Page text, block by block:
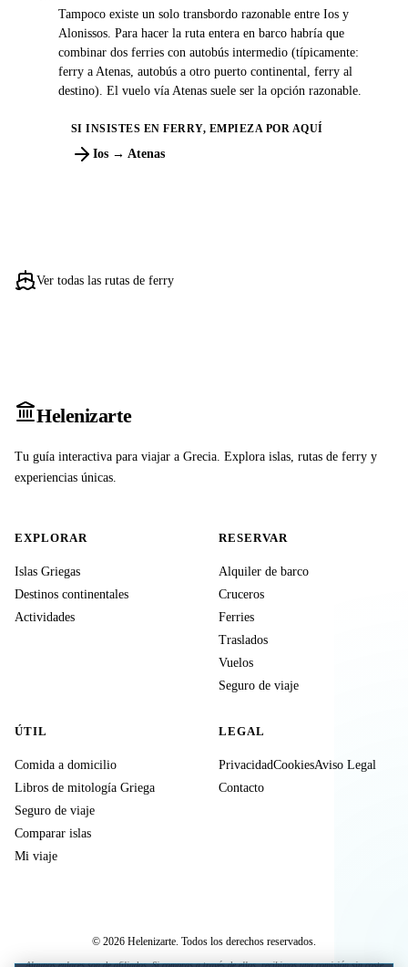
Tampoco existe un solo transbordo razonable entre Ios y
Alonissos. Para hacer la ruta entera en barco habría que
combinar dos ferries con autobús intermedio (típicamente:
ferry a Atenas, autobús a otro puerto continental, ferry al
destino). El vuelo vía Atenas suele ser la opción razonable.
SI INSISTES EN FERRY, EMPIEZA POR AQUÍ
Ios → Atenas
Ver todas las rutas de ferry
Helenizarte
Tu guía interactiva para viajar a Grecia. Explora islas, rutas de ferry y
experiencias únicas.
EXPLORAR
Islas Griegas
Destinos continentales
Actividades
RESERVAR
Alquiler de barco
Cruceros
Ferries
Traslados
Vuelos
Seguro de viaje
ÚTIL
Comida a domicilio
Libros de mitología Griega
Seguro de viaje
Comparar islas
Mi viaje
LEGAL
PrivacidadCookiesAviso Legal
Contacto
© 2026 Helenizarte. Todos los derechos reservados.
Algunos enlaces son de afiliados. Si compras a través de ellos, recibimos una comisión sin coste